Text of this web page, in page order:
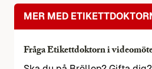
MER MED
Fråga Etikettdoktorn i